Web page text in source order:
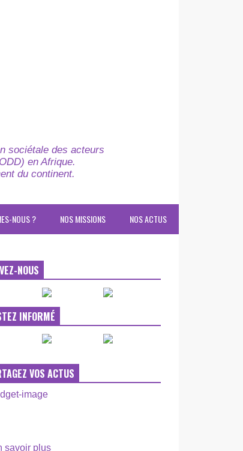
sociétale des acteurs
en Afrique.
du continent.
NOS ACTUS
NOS MISSIONS
NOUS ?
NOUS
INFORMÉ
VOS ACTUS